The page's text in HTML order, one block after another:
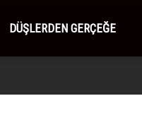
DÜŞLERDEN GERÇEĞE